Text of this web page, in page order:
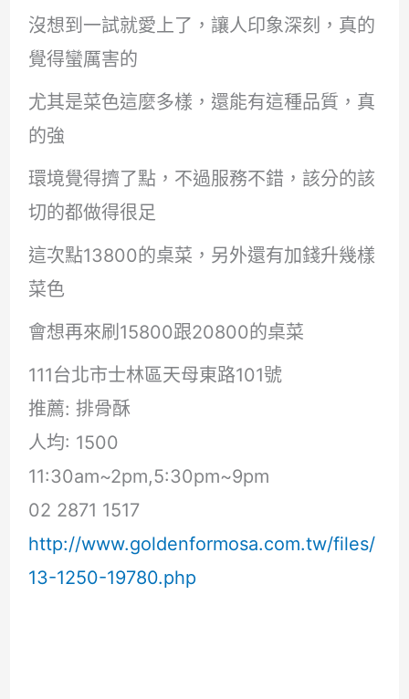
沒想到一試就愛上了，讓人印象深刻，真的
覺得蠻厲害的
尤其是菜色這麼多樣，還能有這種品質，真
的強
環境覺得擠了點，不過服務不錯，該分的該
切的都做得很足
這次點13800的桌菜，另外還有加錢升幾樣
菜色
會想再來刷15800跟20800的桌菜
111台北市士林區天母東路101號
推薦: 排骨酥
人均: 1500
11:30am~2pm,5:30pm~9pm
02 2871 1517
http://www.goldenformosa.com.tw/files/
13-1250-19780.php